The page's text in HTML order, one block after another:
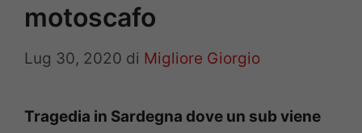
motoscafo
Lug 30, 2020 di Migliore Giorgio
Tragedia in Sardegna dove un sub viene